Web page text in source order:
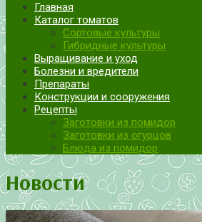
Главная
Каталог томатов
Сортовые культуры
Гибридные культуры
Выращивание и уход
Болезни и вредители
Препараты
Конструкции и сооружения
Рецепты
Заготовки из помидор
Заготовки из огурцов
Блюда из помидор
Новости